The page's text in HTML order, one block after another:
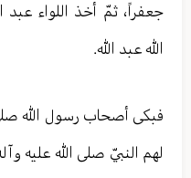
جعفراً، ثمّ أخذ اللواء عبد
الله عبد الله.
فبكى أصحاب رسول الله
لهم النبيّ صلى الله عليه